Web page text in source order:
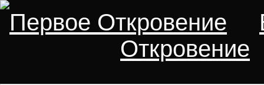
Первое Откровение
Откровение